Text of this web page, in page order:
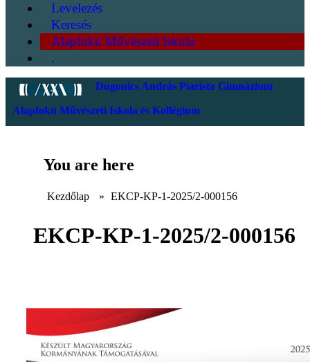
Levelezés
Keresés
Alapfokú Művészeti Iskola
.
Dugonics András Piarista Gimnázium
Alapfokú Művészeti Iskola és Kollégium
You are here
Kezdőlap » EKCP-KP-1-2025/2-000156
EKCP-KP-1-2025/2-000156